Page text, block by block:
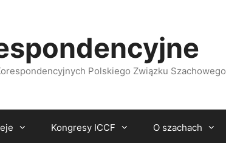
Polskiego Związku Szachowego
Kongresy ICCF O szachach